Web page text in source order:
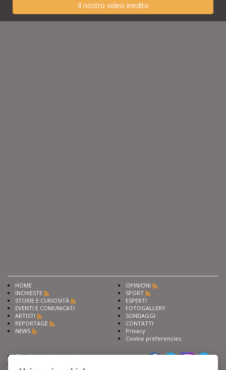
Il nostro video inedito
HOME
INCHIESTE
STORIE E CURIOSITÀ
EVENTI E COMUNICATI
ARTISTI
REPORTAGE
NEWS
OPINIONI
SPORT
ESPERTI
FOTOGALLERY
SONDAGGI
CONTATTI
Privacy
Cookie preferencies
Chiedi ai nostri esperti